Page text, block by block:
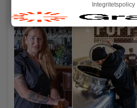
Integritetspolicy